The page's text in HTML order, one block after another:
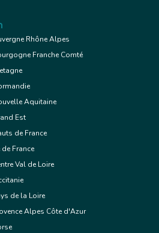
Rhône Alpes
Franche Comté
Aquitaine
Est
de France
France
Val de Loire
de la Loire
Alpes Côte d'Azur